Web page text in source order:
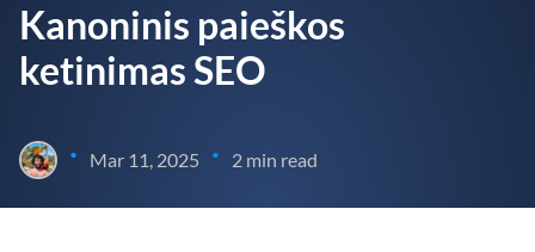
Kanoninis paieškos
ketinimas SEO
• Mar 11, 2025 • 2 min read